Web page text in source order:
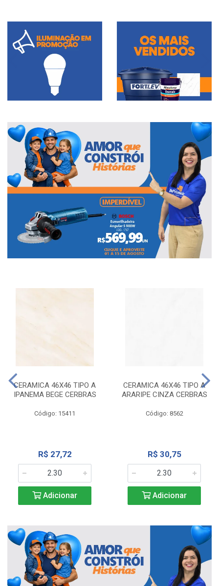
CERAMICA 46X46 TIPO A
IPANEMA BEGE CERBRAS
Código: 15411
R$ 27,72
Adicionar
CERAMICA 46X46 TIPO A
ARARIPE CINZA CERBRAS
Código: 8562
R$ 30,75
Adicionar